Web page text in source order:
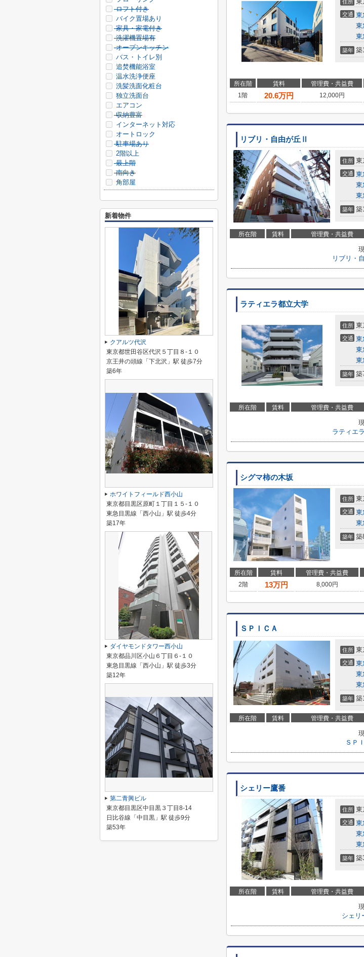
住所
交通 東
東
東
築年 築
所在階 賃料 管理費・共益費
1階
20.6万円 12,000円
リブリ・自由が丘Ⅱ
住所 東
交通 東
東
東
築年 築
所在階 賃料 管理費・共益費
リブリ・
ラティエラ都立大学
住所 東
交通 東
東
東
築年 築
所在階 賃料 管理費・共益費
ラティエ
シグマ柿の木坂
住所 東
交通 東
東
築年 築
所在階 賃料 管理費・共益費
2階
13万円 8,000円
ＳＰＩＣＡ
住所 東
交通 東
東
東
築年 築
所在階 賃料 管理費・共益費
ＳＰ
シェリー鷹番
住所 東
交通 東
東
東
築年 築
所在階 賃料 管理費・共益費
シェリ
ロフト付き
バイク置場あり
家具・家電付き
洗濯機置場有
オープンキッチン
バス・トイレ別
追焚機能浴室
温水洗浄便座
洗髪洗面化粧台
独立洗面台
エアコン
収納豊富
インターネット対応
オートロック
駐車場あり
2階以上
最上階
南向き
角部屋
新着物件
クアルツ代沢
東京都世田谷区代沢５丁目８-１０
京王井の頭線「下北沢」駅 徒歩7分
築6年
ホワイトフィールド西小山
東京都目黒区原町１丁目１５-１０
東急目黒線「西小山」駅 徒歩4分
築17年
ダイヤモンドタワー西小山
東京都品川区小山６丁目６-１０
東急目黒線「西小山」駅 徒歩3分
築12年
第二青興ビル
東京都目黒区中目黒３丁目8-14
日比谷線「中目黒」駅 徒歩9分
築53年